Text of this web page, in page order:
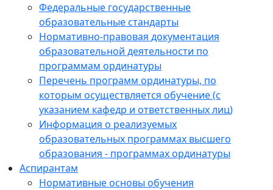
Федеральные государственные
образовательные стандарты
Нормативно-правовая документация
образовательной деятельности по
программам ординатуры
Перечень программ ординатуры, по
которым осуществляется обучение (с
указанием кафедр и ответственных лиц)
Информация о реализуемых
образовательных программах высшего
образования - программах ординатуры
Аспирантам
Нормативные основы обучения